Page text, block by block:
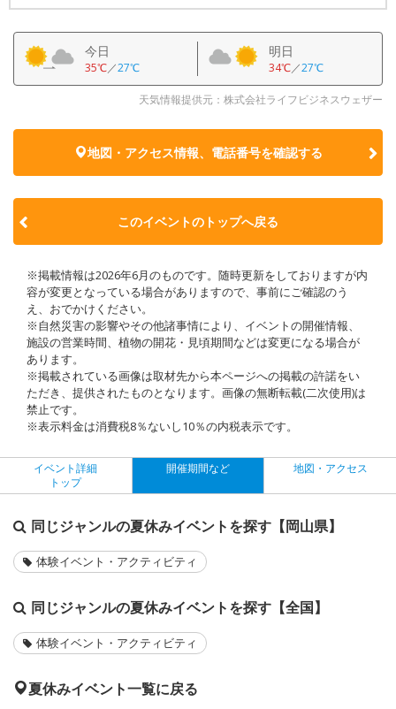
今日
35℃／27℃
明日
34℃／27℃
天気情報提供元：株式会社ライフビジネスウェザー
地図・アクセス情報、電話番号を確認する
このイベントのトップへ戻る
※掲載情報は2026年6月のものです。随時更新をしておりますが内
容が変更となっている場合がありますので、事前にご確認のう
え、おでかけください。
※自然災害の影響やその他諸事情により、イベントの開催情報、
施設の営業時間、植物の開花・見頃期間などは変更になる場合が
あります。
※掲載されている画像は取材先から本ページへの掲載の許諾をい
ただき、提供されたものとなります。画像の無断転載(二次使用)は
禁止です。
※表示料金は消費税8％ないし10％の内税表示です。
イベント詳細
トップ
開催期間など 地図・アクセス
同じジャンルの夏休みイベントを探す【岡山県】
体験イベント・アクティビティ
同じジャンルの夏休みイベントを探す【全国】
体験イベント・アクティビティ
夏休みイベント一覧に戻る